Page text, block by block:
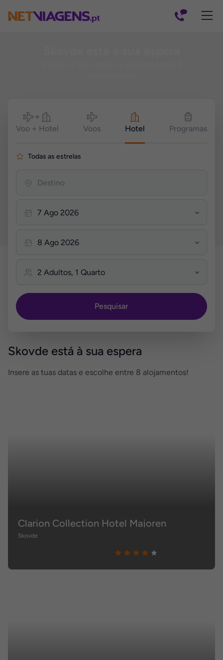
Pesquisar
Voo + Hotel Voos Hotel Programas
Todas as estrelas
Pesquisar
Skovde está à sua espera
Insere as tuas datas e escolhe entre 8 alojamentos!
Clarion Collection Hotel Majoren
Skovde